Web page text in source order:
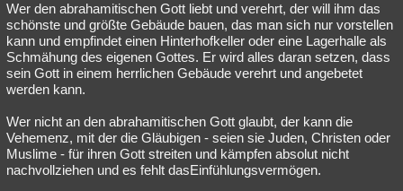
Wer den abrahamitischen Gott liebt und verehrt, der will ihm das
schönste und größte Gebäude bauen, das man sich nur vorstellen
kann und empfindet einen Hinterhofkeller oder eine Lagerhalle als
Schmähung des eigenen Gottes. Er wird alles daran setzen, dass
sein Gott in einem herrlichen Gebäude verehrt und angebetet
werden kann.
Wer nicht an den abrahamitischen Gott glaubt, der kann die
Vehemenz, mit der die Gläubigen - seien sie Juden, Christen oder
Muslime - für ihren Gott streiten und kämpfen absolut nicht
nachvollziehen und es fehlt dasEinfühlungsvermögen.